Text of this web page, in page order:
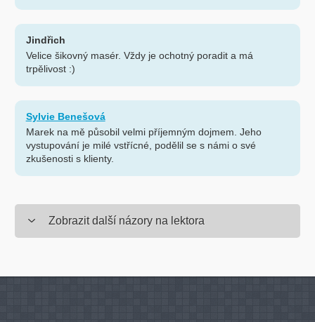
Jindřich
Velice šikovný masér. Vždy je ochotný poradit a má
trpělivost :)
Sylvie Benešová
Marek na mě působil velmi příjemným dojmem. Jeho
vystupování je milé vstřícné, podělil se s námi o své
zkušenosti s klienty.
Zobrazit další názory na lektora